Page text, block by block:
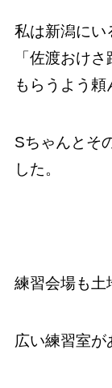
私は新潟にい
「佐渡おけ
もらうよう頼
Sちゃんとそ
した。
練習会場も土
広い練習室が